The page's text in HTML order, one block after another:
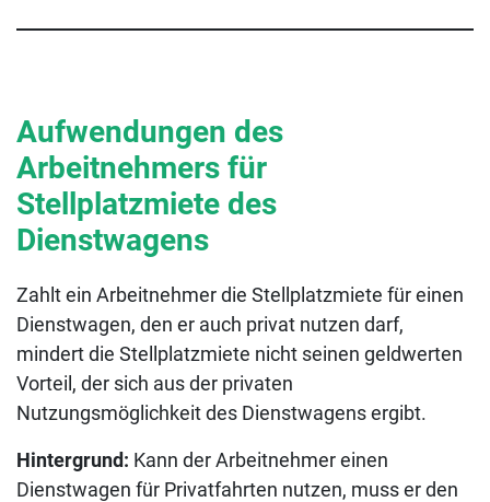
Aufwendungen des
Arbeitnehmers für
Stellplatzmiete des
Dienstwagens
Zahlt ein Arbeitnehmer die Stellplatzmiete für einen
Dienstwagen, den er auch privat nutzen darf,
mindert die Stellplatzmiete nicht seinen geldwerten
Vorteil, der sich aus der privaten
Nutzungsmöglichkeit des Dienstwagens ergibt.
Hintergrund: Kann der Arbeitnehmer einen
Dienstwagen für Privatfahrten nutzen, muss er den